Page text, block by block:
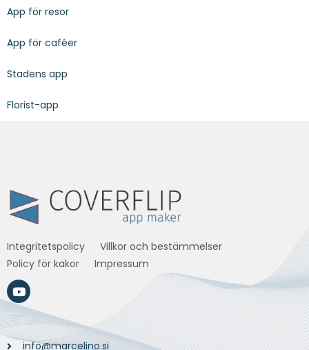
App för resor
App för caféer
Stadens app
Florist-app
Integritetspolicy
Villkor och bestämmelser
Policy för kakor
Impressum
info@marcelino.si